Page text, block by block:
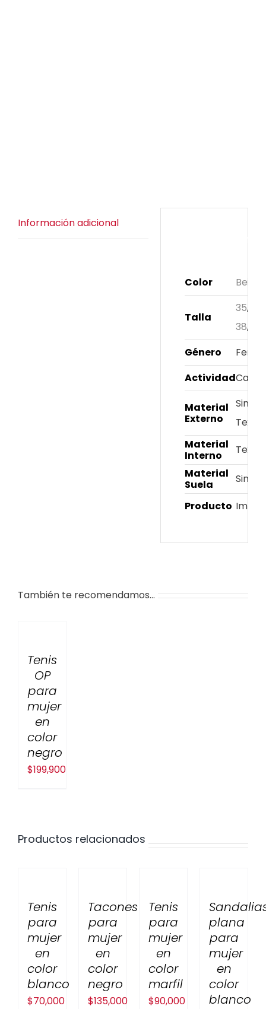
Información adicional
Información
Color Beige
Talla
35,
38,
Género
Actividad
Material
Externo
Textil
Material
Interno
Textil
Material
Suela
Producto
También te recomendamos…
Tenis
OP
para
mujer
en
color
negro
$199,900
Productos relacionados
Tenis
para
mujer
en
color
blanco
$70,000
Tacones
para
mujer
en
color
negro
$135,000
Tenis
para
mujer
en
color
marfil
$90,000
plana
para
mujer
en
color
blanco